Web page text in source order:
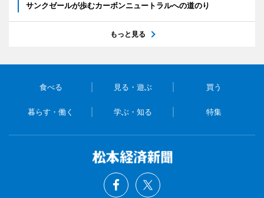
サンクゼールが歩むカーボンニュートラルへの道のり
もっと見る
食べる 見る・遊ぶ 買う
暮らす・働く 学ぶ・知る 特集